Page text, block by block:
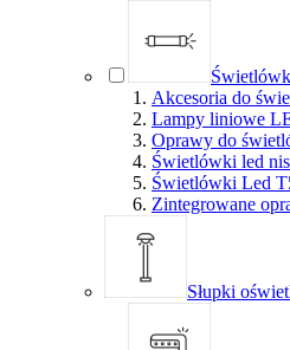
Akcesoria do
Lampy liniowe
Oprawy do
Świetlówki led
Świetlówki Led
Zintegrowane
Słupki